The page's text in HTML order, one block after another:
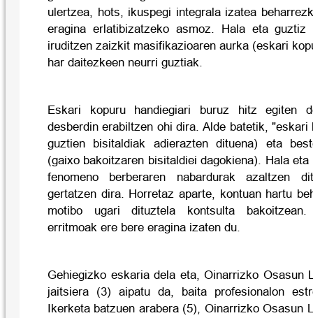
ulertzea, hots, ikuspegi integrala izatea
eragina erlatibizatzeko asmoz. Hala eta guztiz
iruditzen zaizkit masifikazioaren aurka (eskari
har daitezkeen neurri guztiak.
Eskari kopuru handiegiari buruz hitz egiten
desberdin erabiltzen ohi dira. Alde batetik, "eskari
guztien bisitaldiak adierazten dituena) eta
(gaixo bakoitzaren bisitaldiei dagokiena). Hala
fenomeno berberaren nabardurak azaltzen
gertatzen dira. Horretaz aparte, kontuan hartu
motibo ugari dituztela kontsulta bakoitzean.
erritmoak ere bere eragina izaten du.
Gehiegizko eskaria dela eta, Oinarrizko Osasun
jaitsiera (3) aipatu da, baita profesionalon
Ikerketa batzuen arabera (5), Oinarrizko Osasun